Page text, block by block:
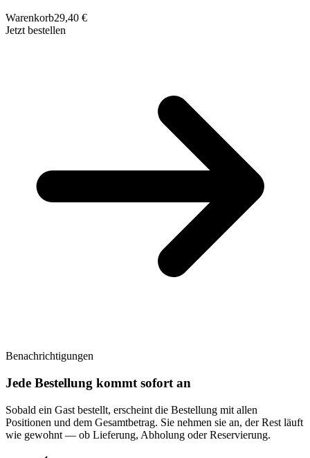
Warenkorb29,40 €
Jetzt bestellen
Benachrichtigungen
Jede Bestellung kommt sofort an
Sobald ein Gast bestellt, erscheint die Bestellung mit allen
Positionen und dem Gesamtbetrag. Sie nehmen sie an, der Rest läuft
wie gewohnt — ob Lieferung, Abholung oder Reservierung.